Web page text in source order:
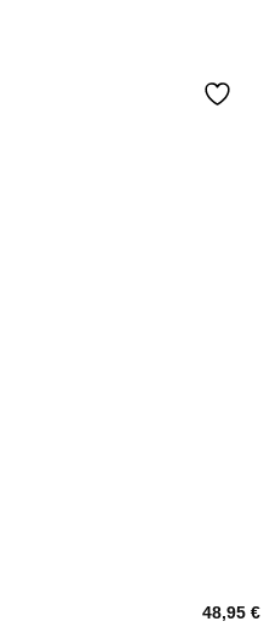
48,95 €